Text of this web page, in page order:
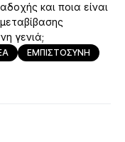
και ποια είναι
γενιά;
ΕΜΠΙΣΤΟΣΥΝΗ